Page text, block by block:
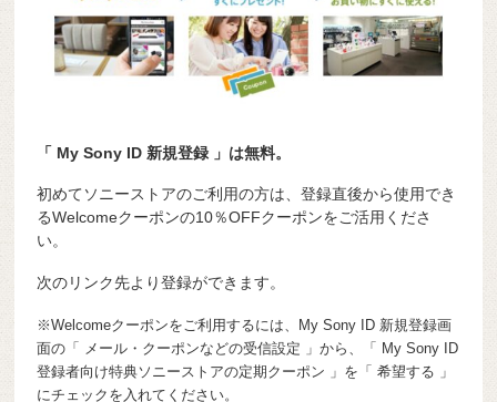
「 My Sony ID 新規登録 」は無料。
初めてソニーストアのご利用の方は、登録直後から使用でき
るWelcomeクーポンの10％OFFクーポンをご活用くださ
い。
次のリンク先より登録ができます。
※Welcomeクーポンをご利用するには、My Sony ID 新規登録画
面の「 メール・クーポンなどの受信設定 」から、「 My Sony ID
登録者向け特典ソニーストアの定期クーポン 」を「 希望する 」
にチェックを入れてください。